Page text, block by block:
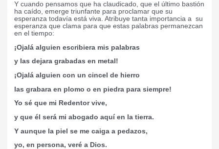
Y cuando pensamos que ha claudicado, que el último bastión
ha caído, emerge triunfante para proclamar que su
esperanza todavía está viva. Atribuye tanta importancia a su
esperanza que clama para que estas palabras permanezcan
en el tiempo:
¡Ojalá alguien escribiera mis palabras
y las dejara grabadas en metal!
¡Ojalá alguien con un cincel de hierro
las grabara en plomo o en piedra para siempre!
Yo sé que mi Redentor vive,
y que él será mi abogado aquí en la tierra.
Y aunque la piel se me caiga a pedazos,
yo, en persona, veré a Dios.